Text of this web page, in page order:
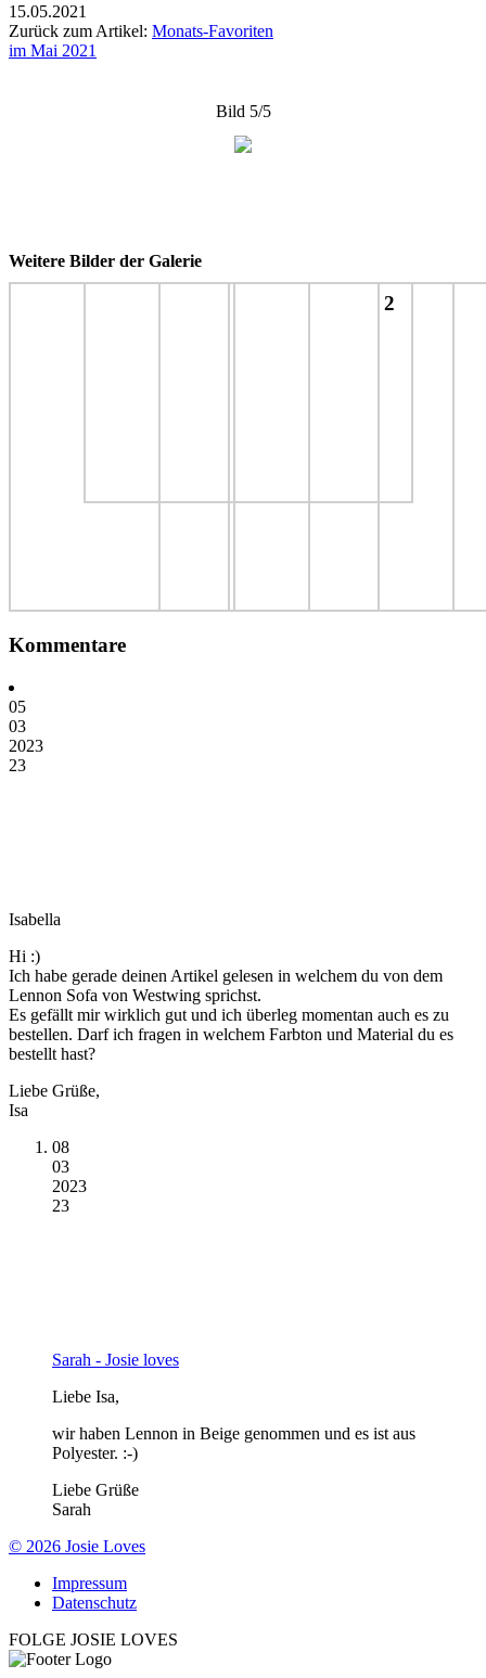
15.05.2021
Zurück zum Artikel: Monats-Favoriten
im Mai 2021
Bild 5/5
Weitere Bilder der Galerie
2
Kommentare
05
03
2023
23
Isabella
Hi :)
Ich habe gerade deinen Artikel gelesen in welchem du von dem
Lennon Sofa von Westwing sprichst.
Es gefällt mir wirklich gut und ich überleg momentan auch es zu
bestellen. Darf ich fragen in welchem Farbton und Material du es
bestellt hast?
Liebe Grüße,
Isa
08
03
2023
23
Sarah - Josie loves
Liebe Isa,
wir haben Lennon in Beige genommen und es ist aus
Polyester. :-)
Liebe Grüße
Sarah
© 2026 Josie Loves
Impressum
Datenschutz
FOLGE JOSIE LOVES